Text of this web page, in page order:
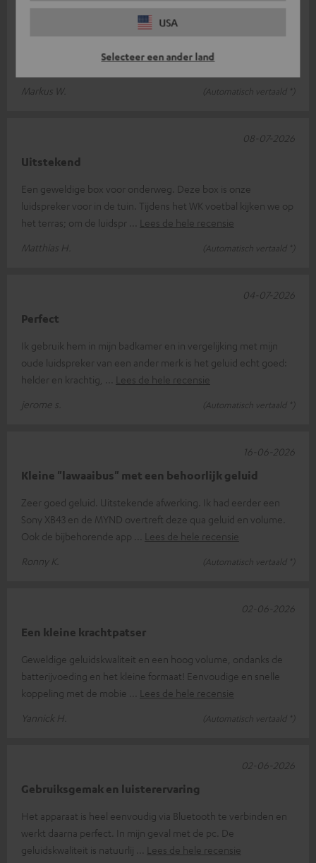
USA
Selecteer een ander land
Dit is de eerste bluetooth-luidspreker van dit formaat die ik heb
Lees de hele recensie
Markus W.
(Automatisch vertaald *)
Uitstekend
Een geweldige box voor onderweg. Deze box is onze
luidspreker voor in de tuin. Tijdens het WK voetbal kijken we op
het terras; om de luidspr
Lees de hele recensie
Matthias H.
(Automatisch vertaald *)
08-07-2026
Perfect
Ik gebruik hem in mijn badkamer en in vergelijking met mijn
oude luidspreker van een ander merk is het geluid echt goed:
helder en krachtig,
Lees de hele recensie
jerome s.
(Automatisch vertaald *)
04-07-2026
Kleine "lawaaibus" met een behoorlijk geluid
Zeer goed geluid. Uitstekende afwerking. Ik had eerder een
Sony XB43 en de MYND overtreft deze qua geluid en volume.
Ook de bijbehorende app
Lees de hele recensie
Ronny K.
(Automatisch vertaald *)
16-06-2026
Een kleine krachtpatser
Geweldige geluidskwaliteit en een hoog volume, ondanks de
batterijvoeding en het kleine formaat! Eenvoudige en snelle
koppeling met de mobie
Lees de hele recensie
Yannick H.
(Automatisch vertaald *)
02-06-2026
Gebruiksgemak en luisterervaring
Het apparaat is heel eenvoudig via Bluetooth te verbinden en
werkt daarna perfect. In mijn geval met de pc. De
geluidskwaliteit is natuurlij
Lees de hele recensie
02-06-2026